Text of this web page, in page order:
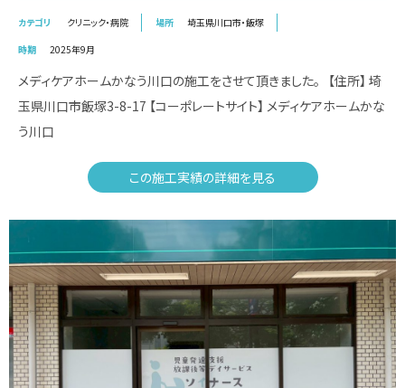
カテゴリ クリニック・病院 場所
埼玉県川口市・飯塚
時期
2025年9月
メディケアホームかなう川口の施工をさせて頂きました。 【住所】 埼
玉県川口市飯塚3-8-17 【コーポレートサイト】 メディケアホームかな
う川口
この施工実績の詳細を見る